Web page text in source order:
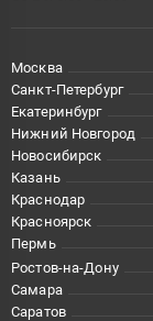
Москва
Санкт-Петербург
Екатеринбург
Нижний Новгород
Новосибирск
Казань
Краснодар
Красноярск
Пермь
Ростов-на-Дону
Самара
Саратов